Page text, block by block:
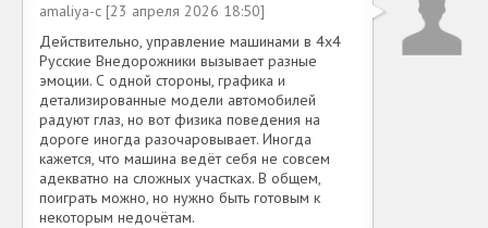
amaliya-c [23 апреля 2026 18:50]
Действительно, управление машинами в 4х4
Русские Внедорожники вызывает разные
эмоции. С одной стороны, графика и
детализированные модели автомобилей
радуют глаз, но вот физика поведения на
дороге иногда разочаровывает. Иногда
кажется, что машина ведёт себя не совсем
адекватно на сложных участках. В общем,
поиграть можно, но нужно быть готовым к
некоторым недочётам.